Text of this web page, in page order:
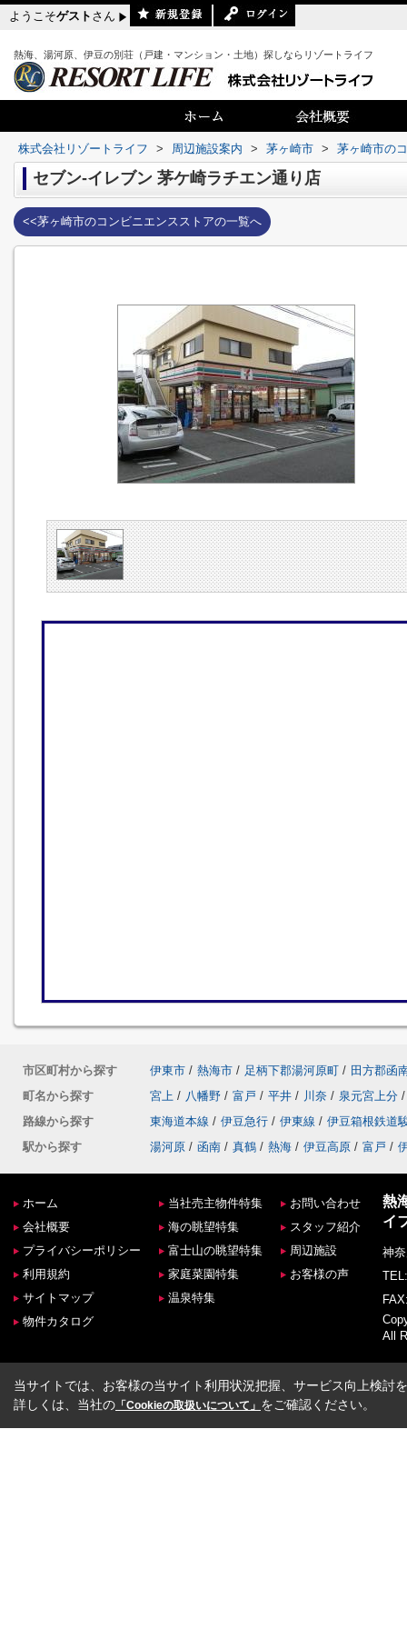
ようこそゲスト さん
熱海、湯河原、伊豆の別荘（戸建・マンション・土地）探しならリゾートライフ
株式会社リゾートライフ > 周辺施設案内 > 茅ヶ崎市 > 茅ヶ崎市の
セブン‐イレブン 茅ケ崎ラチエン通り店
<<茅ヶ崎市のコンビニエンスストアの一覧へ
市区町村から探す 伊東市 / 熱海市 / 足柄下郡湯河原町 / 田方郡函
町名から探す
宮上 / 八幡野 / 富戸 / 平井 / 川奈 / 泉元宮上分 /
路線から探す
東海道本線 / 伊豆急行 / 伊東線 / 伊豆箱根鉄道
駅から探す
湯河原 / 函南 / 真鶴 / 熱海 / 伊豆高原 / 富戸 /
ホーム
会社概要
プライバシーポリシー
利用規約
サイトマップ
物件カタログ
当社売主物件特集
海の眺望特集
富士山の眺望特集
家庭菜園特集
温泉特集
お問い合わせ
スタッフ紹介
周辺施設
お客様の声
熱
イ
神
All
当サイトでは、お客様の当サイト利用状況把握、サービス向上検討
詳しくは、当社の 「Cookieの取扱いについて」 をご確認ください。